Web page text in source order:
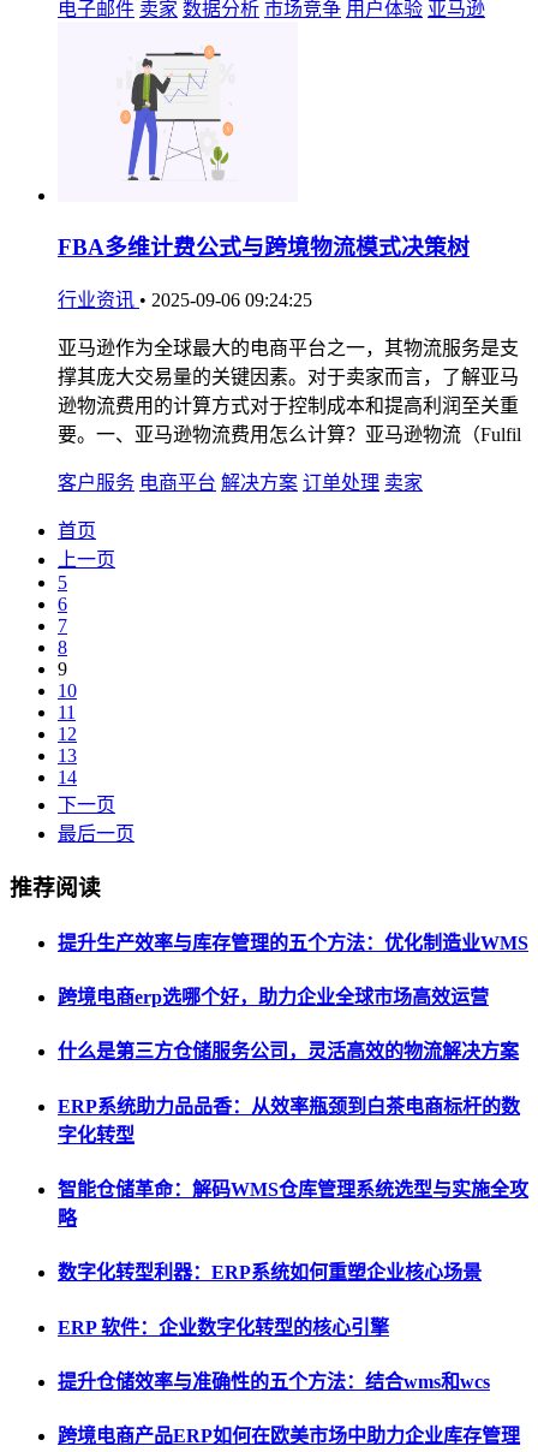
电子邮件 卖家 数据分析 市场竞争 用户体验 亚马逊
FBA多维计费公式与跨境物流模式决策树
行业资讯 • 2025-09-06 09:24:25
亚马逊作为全球最大的电商平台之一，其物流服务是支
撑其庞大交易量的关键因素。对于卖家而言，了解亚马
逊物流费用的计算方式对于控制成本和提高利润至关重
要。一、亚马逊物流费用怎么计算？亚马逊物流（Fulfil
客户服务 电商平台 解决方案 订单处理 卖家
首页
上一页
5
6
7
8
9
10
11
12
13
14
下一页
最后一页
推荐阅读
提升生产效率与库存管理的五个方法：优化制造业WMS
跨境电商erp选哪个好，助力企业全球市场高效运营
什么是第三方仓储服务公司，灵活高效的物流解决方案
ERP系统助力品品香：从效率瓶颈到白茶电商标杆的数
字化转型
智能仓储革命：解码WMS仓库管理系统选型与实施全攻
略
数字化转型利器：ERP系统如何重塑企业核心场景
ERP 软件：企业数字化转型的核心引擎
提升仓储效率与准确性的五个方法：结合wms和wcs
跨境电商产品ERP如何在欧美市场中助力企业库存管理